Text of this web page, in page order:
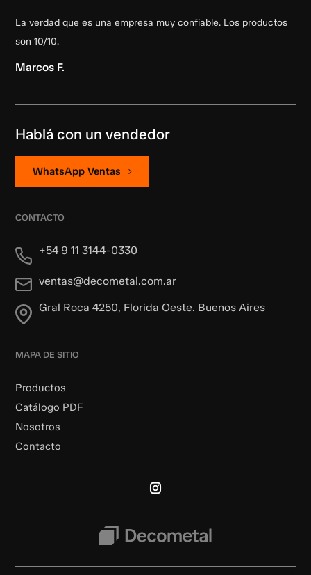
La verdad que es una empresa muy confiable. Los productos
son 10/10.
Marcos F.
Hablá con un vendedor
WhatsApp Ventas
CONTACTO
+54 9 11 3144-0330
ventas@decometal.com.ar
Gral Roca 4250, Florida Oeste. Buenos Aires
MAPA DE SITIO
Productos
Catálogo PDF
Nosotros
Contacto